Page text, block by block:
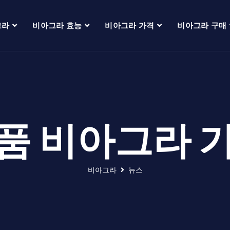
비아그라 효능 비아그라 가격 비아그라 구매
비아그라
비아그라 뉴스